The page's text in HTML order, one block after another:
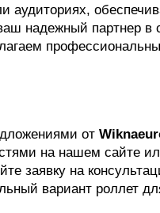
аудиториях,
надежный партнер в
от
на нашем сайте
заявку на
вариант роллет